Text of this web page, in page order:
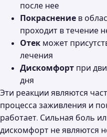
после нее
Покраснение в
проходит в течение
Отек может
лечения
Дискомфорт при
дня
Эти реакции являются
процесса заживления и
работает. Сильная боль
дискомфорт не являются